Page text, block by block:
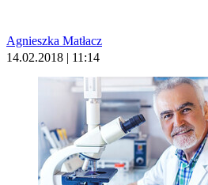
Agnieszka Matłacz
14.02.2018 | 11:14